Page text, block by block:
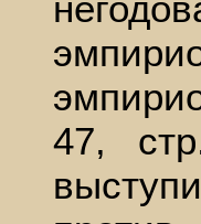
47,